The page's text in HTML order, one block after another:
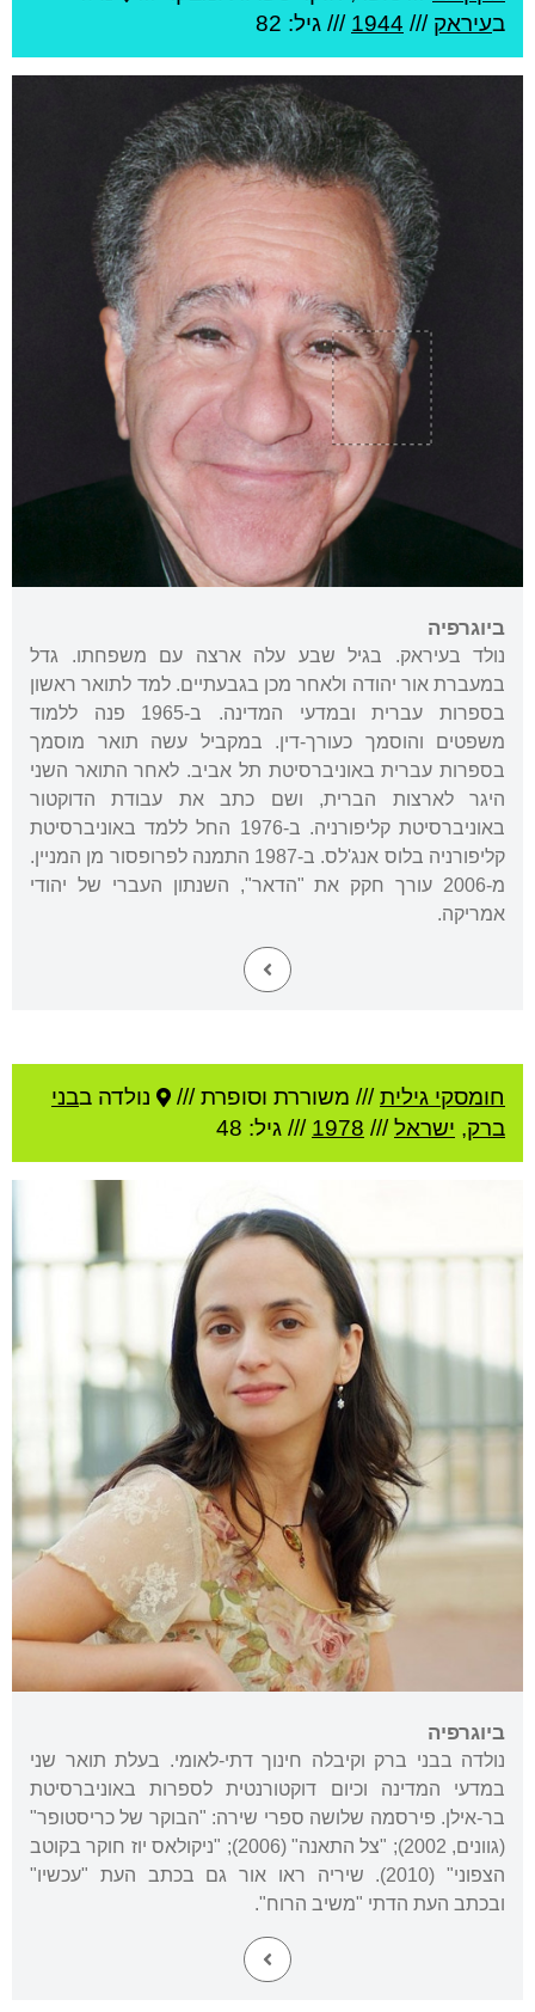
בעיראק ///
1944 /// גיל: 82
ביוגרפיה
נולד בעיראק. בגיל שבע עלה ארצה עם משפחתו. גדל
במעברת אור יהודה ולאחר מכן בגבעתיים. למד לתואר ראשון
בספרות עברית ובמדעי המדינה. ב-1965 פנה ללמוד
משפטים והוסמך כעורך-דין. במקביל עשה תואר מוסמך
בספרות עברית באוניברסיטת תל אביב. לאחר התואר השני
היגר לארצות הברית, ושם כתב את עבודת הדוקטור
באוניברסיטת קליפורניה. ב-1976 החל ללמד באוניברסיטת
קליפורניה בלוס אנג'לס. ב-1987 התמנה לפרופסור מן המניין.
מ-2006 עורך חקק את "הדאר", השנתון העברי של יהודי
אמריקה.
חומסקי גילית/// משוררת וסופרת /// נולדה בבני
ברק, ישראל///
1978 /// גיל: 48
ביוגרפיה
נולדה בבני ברק וקיבלה חינוך דתי-לאומי. בעלת תואר שני
במדעי המדינה וכיום דוקטורנטית לספרות באוניברסיטת
בר-אילן. פירסמה שלושה ספרי שירה: "הבוקר של כריסטופר"
(גוונים, 2002); "צל התאנה" (2006); "ניקולאס יוז חוקר בקוטב
הצפוני" (2010). שיריה ראו אור גם בכתב העת "עכשיו"
ובכתב העת הדתי "משיב הרוח".